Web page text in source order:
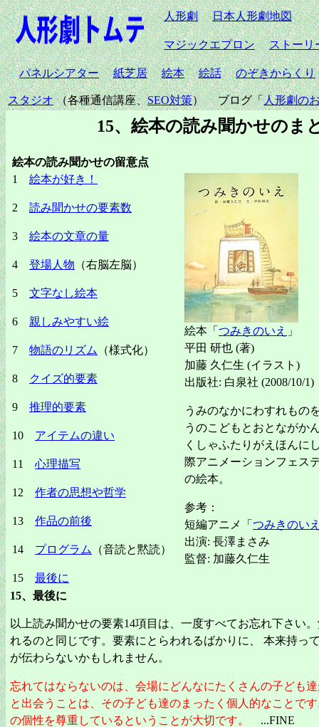
人形劇 日本人形劇地図
マジックエプロン ストーリ
パネルシアター 紙芝居 絵本 絵話 のぞきからくり
スタジオ（各種通信講座、SEO対策） ブログ「人形劇の
15、絵本の読み聞かせのま
絵本の読み聞かせの留意点
1 絵本が好き！
2 読み聞かせの要素数
3 絵本の文章の量
4 登場人物 （右脳左脳）
5 文字なし絵本
6 親しみやすい絵
7 物語のリズム （様式化）
8 クイズ的要素
9 推理的要素
10 アイテムの違い
11 心理描写
12 作者の思想や哲学
13 作品の前後
14 プログラム （音読と黙読）
15 最後に
絵本「 つみきのいえ 」
平田 研也 (著)
加藤 久仁生 (イラスト)
出版社: 白泉社 (2008/10/1)
うみのなかにわすれもの
うのこどもとおとながか
くしゃふたりがえほんに
際アニメーションフェス
の絵本。
参考：
短編アニメ「 つみきのい
出演: 長澤まさみ
監督: 加藤久仁生
15、 最後に
以上読み聞かせの要素14項目は、一度すべてお忘れ下さい
れるのと同じです。要素にとらわれるばかりに、 本来持っ
が伝わらないかもしれません。
忘れてはならないのは、会場にどんなにたくさんの子ども
と出会うことは、その子ども達のまったく個人的なことで
の個性を尊重しているということが大切です。
...FINE